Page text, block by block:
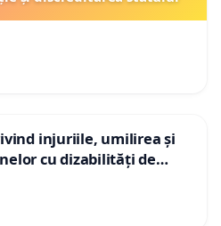
injuriile, umilirea și
cu dizabilități de
„Gorici”